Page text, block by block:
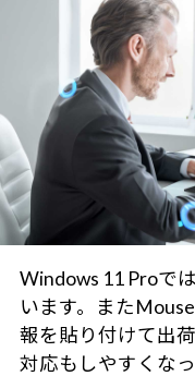
Windows 11 Proで
います。また
報を貼り付けて出
対応もしやすくな